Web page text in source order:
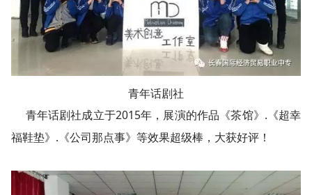
青年话剧社
青年话剧社成立于2015年，展演的作品《茶馆》.《超幸
福鞋垫》.《公司那点事》等效果超级棒，大获好评！